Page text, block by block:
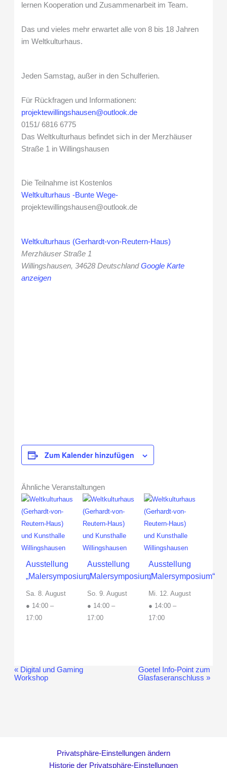
lernen Kooperation und Zusammenarbeit im Team.
Das und vieles mehr erwartet alle von 8 bis 18 Jahren
im Weltkulturhaus.
Jeden Samstag, außer in den Schulferien.
Für Rückfragen und Informationen:
projektewillingshausen@outlook.de
0151/ 6816 6775
Das Weltkulturhaus befindet sich in der Merzhäuser
Straße 1 in Willingshausen
Die Teilnahme ist Kostenlos
Weltkulturhaus -Bunte Wege-
projektewillingshausen@outlook.de
Weltkulturhaus (Gerhardt-von-Reutern-Haus)
Merzhäuser Straße 1
Willingshausen, 34628 Deutschland Google Karte
anzeigen
Zum Kalender hinzufügen
Ähnliche Veranstaltungen
Ausstellung
„Malersymposium“
Sa. 8. August
● 14:00–
17:00
Ausstellung
„Malersymposium“
So. 9. August
● 14:00–
17:00
Ausstellung
„Malersymposium“
Mi. 12. August
● 14:00 –
17:00
Veranstaltung-
Navigation
«Digital und Gaming
Workshop
Goetel Info-Point zum
Glasfaseranschluss»
Privatsphäre-Einstellungen ändern
Historie der Privatsphäre-Einstellungen